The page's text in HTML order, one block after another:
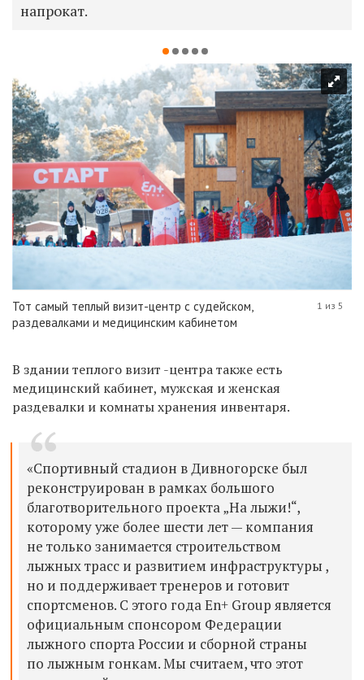
напрокат.
Тот самый теплый визит-центр с судейском,
раздевалками и медицинским кабинетом
1 из 5
В здании теплого визит -центра также есть
медицинский кабинет, мужская и женская
раздевалки и комнаты хранения инвентаря.
«Спортивный стадион в Дивногорске был
реконструирован в рамках большого
благотворительного проекта „На лыжи!“,
которому уже более шести лет — компания
не только занимается строительством
лыжных трасс и развитием инфраструктуры ,
но и поддерживает тренеров и готовит
спортсменов. С этого года En+ Group является
официальным спонсором Федерации
лыжного спорта России и сборной страны
по лыжным гонкам. Мы считаем, что этот